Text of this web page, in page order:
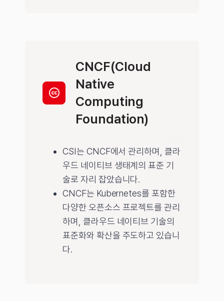
CNCF(Cloud
Native
Computing
Foundation)
CSI는 CNCF에서 관리하며, 클라
우드 네이티브 생태계의 표준 기
술로 자리 잡았습니다.
CNCF는 Kubernetes를 포함한
다양한 오픈소스 프로젝트를 관리
하며, 클라우드 네이티브 기술의
표준화와 확산을 주도하고 있습니
다.